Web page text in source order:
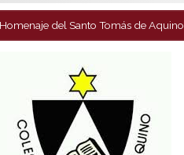
Homenaje del Santo Tomás de Aquino